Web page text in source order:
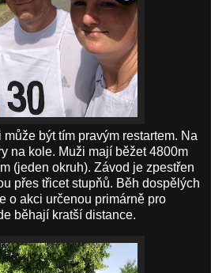
být tím pravým restartem. Na
na kole. Muži mají běžet 4800m
(jeden okruh). Závod je zpestřen
přes třicet stupňů. Běh dospělých
o akci určenou primárně pro
běhají kratší distance.